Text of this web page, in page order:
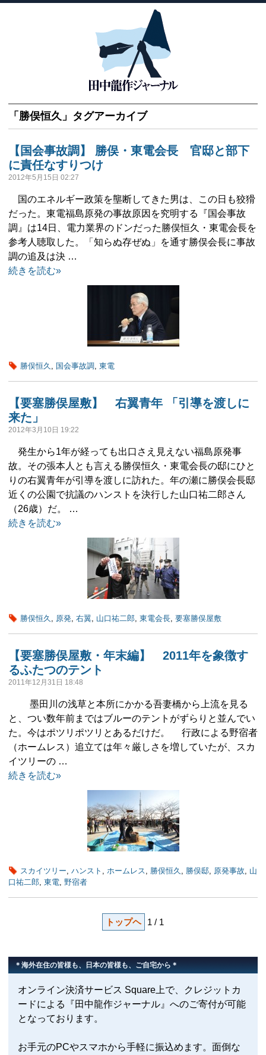
「 勝俣恒久 」タグアーカイブ
【国会事故調】 勝俣・東電会長 官邸と部下
に責任なすりつけ
2012年5月15日 02:27
国のエネルギー政策を壟断してきた男は、この日も狡猾
だった。東電福島原発の事故原因を究明する『国会事故
調』は14日、電力業界のドンだった勝俣恒久・東電会長を
参考人聴取した。「知らぬ存ぜぬ」を通す勝俣会長に事故
調の追及は決 …
続きを読む»
勝俣恒久 , 国会事故調, 東電
【要塞勝俣屋敷】 右翼青年 「引導を渡しに
来た」
2012年3月10日 19:22
発生から1年が経っても出口さえ見えない福島原発事
故。その張本人とも言える勝俣恒久・東電会長の邸にひと
りの右翼青年が引導を渡しに訪れた。年の瀬に勝俣会長邸
近くの公園で抗議のハンストを決行した山口祐二郎さん
（26歳）だ。 …
続きを読む»
勝俣恒久 , 原発, 右翼, 山口祐二郎, 東電会長, 要塞勝俣屋敷
【要塞勝俣屋敷・年末編】 2011年を象徴す
るふたつのテント
2011年12月31日 18:48
墨田川の浅草と本所にかかる吾妻橋から上流を見る
と、つい数年前まではブルーのテントがずらりと並んでい
た。今はポツリポツリとあるだけだ。 行政による野宿者
（ホームレス）追立ては年々厳しさを増していたが、スカ
イツリーの …
続きを読む»
スカイツリー, ハンスト , ホームレス, 勝俣恒久 , 勝俣邸, 原発事故, 山
口祐二郎, 東電, 野宿者
トップヘ 1 / 1
＊海外在住の皆様も、日本の皆様も、ご自宅から＊
オンライン決済サービス Square上で、クレジットカ
ードによる『田中龍作ジャーナル』へのご寄付が可能
となっております。
お手元のPCやスマホから手軽に振込めます。面倒な